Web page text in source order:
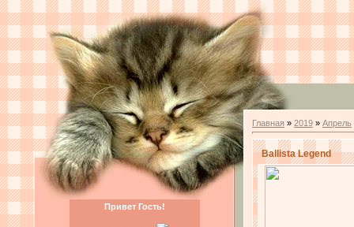
Привет Гость!
Главная » 2019 » Апрель
Ballista Legend